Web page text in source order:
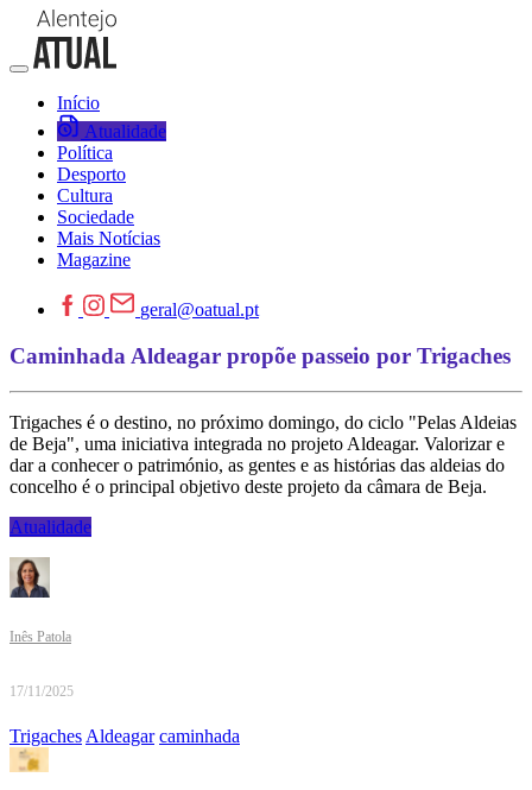
Início
Atualidade
Política
Desporto
Cultura
Sociedade
Mais Notícias
Magazine
geral@oatual.pt
Caminhada Aldeagar propõe passeio por Trigaches
Trigaches é o destino, no próximo domingo, do ciclo "Pelas Aldeias
de Beja", uma iniciativa integrada no projeto Aldeagar. Valorizar e
dar a conhecer o património, as gentes e as histórias das aldeias do
concelho é o principal objetivo deste projeto da câmara de Beja.
Atualidade
Inês Patola
17/11/2025
TrigachesAldeagar caminhada